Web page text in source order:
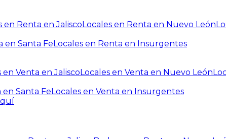
en Renta en JaliscoLocales en Renta en Nuevo León
en Santa FeLocales en Renta en Insurgentes
en Venta en JaliscoLocales en Venta en Nuevo León
en Santa FeLocales en Venta en Insurgentes